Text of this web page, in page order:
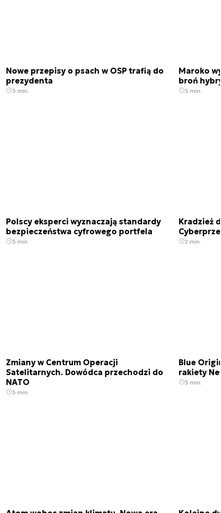
Nowe przepisy o psach w OSP trafią do
prezydenta
3 min.
Maroko
broń
3 min.
Polscy eksperci wyznaczają standardy
bezpieczeństwa cyfrowego portfela
3 min.
Kradzież
2 min.
Zmiany w Centrum Operacji
Satelitarnych. Dowódca przechodzi do
NATO
3 min.
Blue
rakiety
3 min.